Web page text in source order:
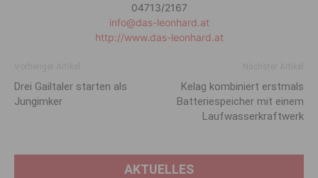
04713/2167
info@das-leonhard.at
http://www.das-leonhard.at
Drei Gailtaler starten als
Jungimker
Kelag kombiniert erstmals
Batteriespeicher mit einem
Laufwasserkraftwerk
AKTUELLES